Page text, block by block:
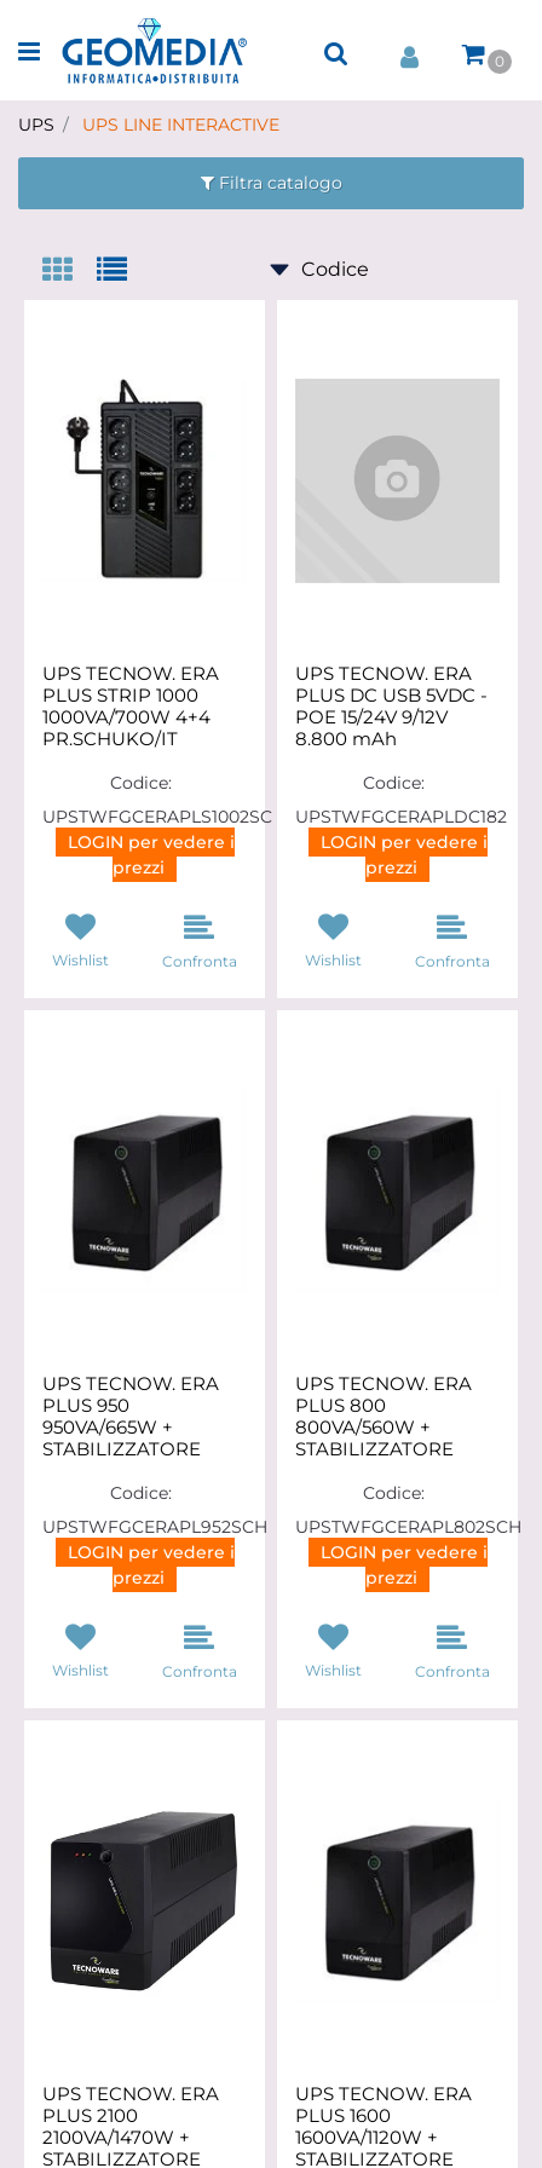
Open menu
0
UPS UPS LINE INTERACTIVE
Filtra catalogo
UPS TECNOW. ERA
PLUS STRIP 1000
1000VA/700W 4+4
PR.SCHUKO/IT
Codice:
UPSTWFGCERAPLS1002SC
LOGIN per vedere i
prezzi
Wishlist Confronta
UPS TECNOW. ERA
PLUS DC USB 5VDC -
POE 15/24V 9/12V
8.800 mAh
Codice:
UPSTWFGCERAPLDC182
LOGIN per vedere i
prezzi
Wishlist Confronta
UPS TECNOW. ERA
PLUS 950
950VA/665W +
STABILIZZATORE
Codice:
UPSTWFGCERAPL952SCH
LOGIN per vedere i
prezzi
Wishlist Confronta
UPS TECNOW. ERA
PLUS 800
800VA/560W +
STABILIZZATORE
Codice:
UPSTWFGCERAPL802SCH
LOGIN per vedere i
prezzi
Wishlist Confronta
UPS TECNOW. ERA
PLUS 2100
2100VA/1470W +
STABILIZZATORE
UPS TECNOW. ERA
PLUS 1600
1600VA/1120W +
STABILIZZATORE